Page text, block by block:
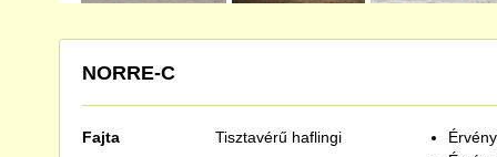
NORRE-C
Fajta Tisztavérű haflingi